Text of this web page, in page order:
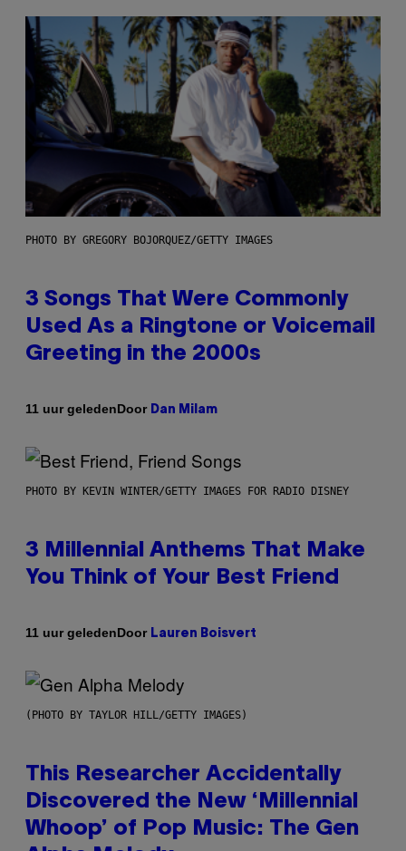
PHOTO BY GREGORY BOJORQUEZ/GETTY IMAGES
3 Songs That Were Commonly
Used As a Ringtone or Voicemail
Greeting in the 2000s
11 uur geledenDoor Dan Milam
PHOTO BY KEVIN WINTER/GETTY IMAGES FOR RADIO DISNEY
3 Millennial Anthems That Make
You Think of Your Best Friend
11 uur geledenDoor Lauren Boisvert
(PHOTO BY TAYLOR HILL/GETTY IMAGES)
This Researcher Accidentally
Discovered the New ‘Millennial
Whoop’ of Pop Music: The Gen